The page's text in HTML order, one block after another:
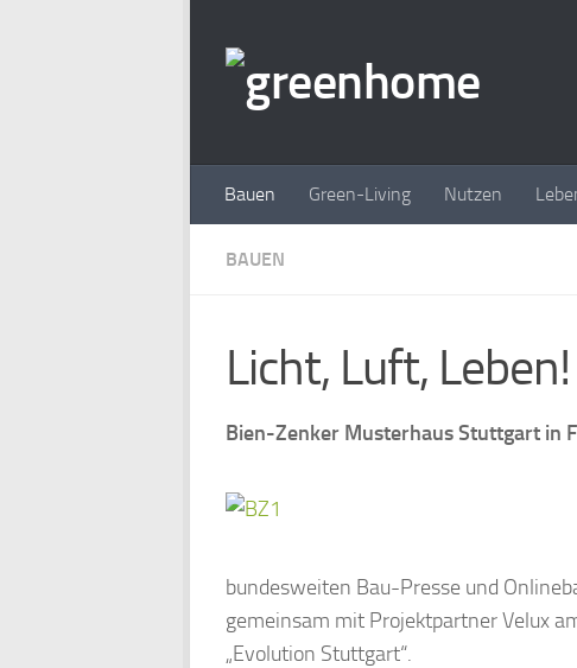
Bauen Green-Living Nutzen
BAUEN
Licht, Luft, Leben!
Bien-Zenker Musterhaus Stuttgart in
bundesweiten Bau-Presse und
gemeinsam mit Projektpartner Velux
„Evolution Stuttgart“.